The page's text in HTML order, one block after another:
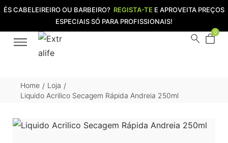
ÉS CABELEIREIRO OU BARBEIRO? REGISTA-TE E APROVEITA PREÇOS
ESPECIAIS SÓ PARA PROFISSIONAIS!
0
Home / Loja /
Liquido Acrilico Secagem Rápida Andreia 250ml